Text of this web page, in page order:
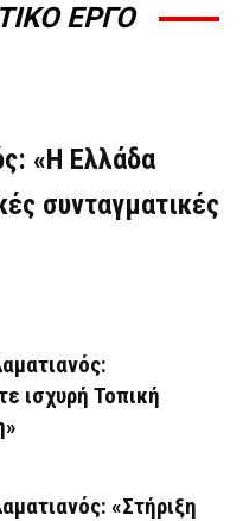
ΕΡΓΟ
«Η Ελλάδα
συνταγματικές
ισχυρή Τοπική
«Στήριξη